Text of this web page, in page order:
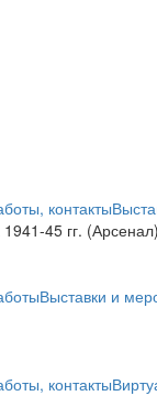
контакты
45 гг.
Выставки и
контакты